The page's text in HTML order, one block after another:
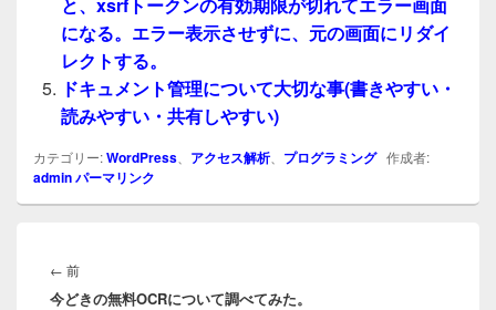
になる。エラー表示させずに、元の画面にリダイ
レクトする。
ドキュメント管理について大切な事(書きやすい・
読みやすい・共有しやすい)
カテゴリー:WordPress アクセス解析、 プログラミング作成者:
adminパーマリンク
稿
ナ
← 前前
の
今どきの無料OCRについて調べてみた。